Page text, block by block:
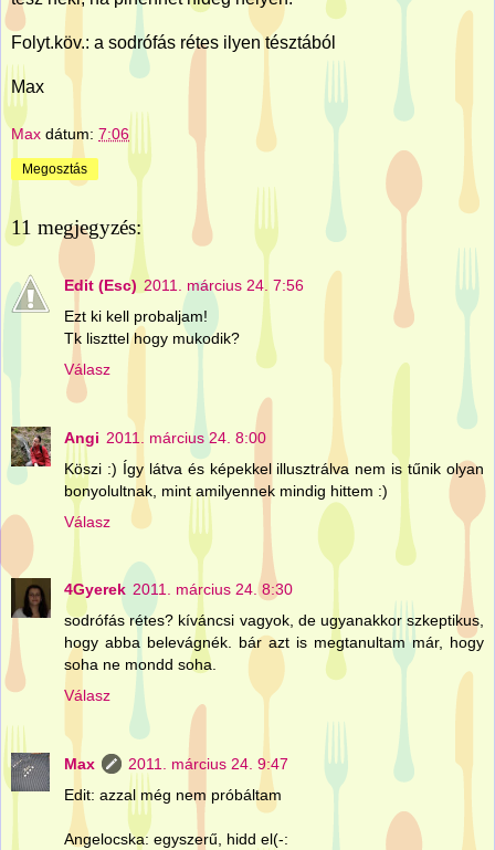
Folyt.köv.: a sodrófás rétes ilyen tésztából
Max
Max dátum: 7:06
Megosztás
11 megjegyzés:
Edit (Esc) 2011. március 24. 7:56
Ezt ki kell probaljam!
Tk liszttel hogy mukodik?
Válasz
Angi 2011. március 24. 8:00
Köszi :) Így látva és képekkel illusztrálva nem is tűnik olyan
bonyolultnak, mint amilyennek mindig hittem :)
Válasz
4Gyerek 2011. március 24. 8:30
sodrófás rétes? kíváncsi vagyok, de ugyanakkor szkeptikus,
hogy abba belevágnék. bár azt is megtanultam már, hogy
soha ne mondd soha.
Válasz
Max
2011. március 24. 9:47
Edit: azzal még nem próbáltam
Angelocska: egyszerű, hidd el(-: